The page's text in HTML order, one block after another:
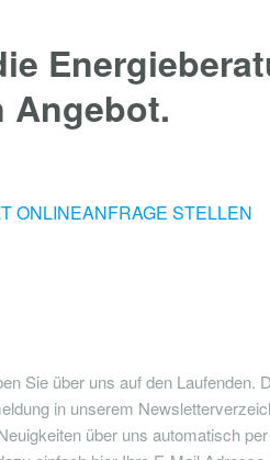
Angebot.
ONLINEANFRAGE STELLEN
Sie über uns auf den Laufenden.
in unserem
über uns automatisch